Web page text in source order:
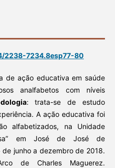
2238-7234.8esp77-80
de ação educativa em saúde
analfabetos com níveis
: trata-se de estudo
A ação educativa foi
alfabetizados, na Unidade
em José de José de
de junho a dezembro de 2018.
de Charles Maguerez.